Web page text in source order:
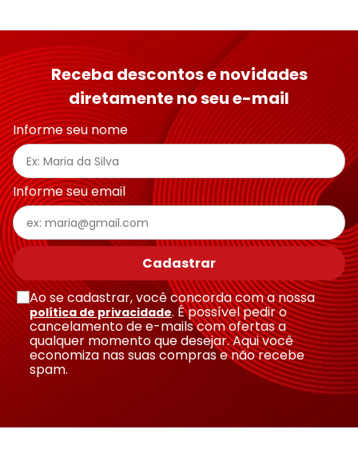
Receba descontos e novidades
diretamente no seu e-mail
Informe seu nome
Informe seu email
Cadastrar
Ao se cadastrar, você concorda com a nossa
política de privacidade. É possível pedir o
cancelamento de e-mails com ofertas a
qualquer momento que desejar. Aqui você
economiza nas suas compras e não recebe
spam.